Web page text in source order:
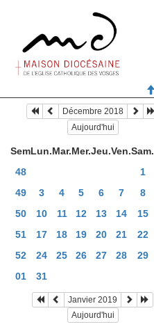
Décembre 2018
Aujourd'hui
SemLun.Mar.Mer.Jeu.Ven.Sam.
48
1
49
3 4 5 6 7 8
50
10 11 12 13 14 15
51
17 18 19 20 21 22
52
24 25 26 27 28 29
01
31
Janvier 2019
Aujourd'hui